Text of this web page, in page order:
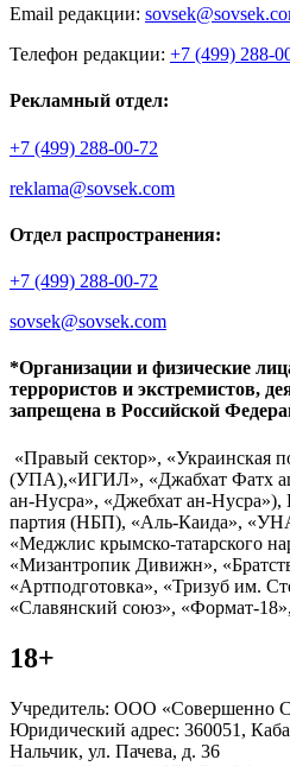
Email редакции:
Телефон редакции: +7 (499) 288-
Рекламный отдел:
+7 (499) 288-00-72
reklama@sovsek.com
Отдел распространения:
+7 (499) 288-00-72
sovsek@sovsek.com
*Организации и физические
террористов и экстремистов,
запрещена в Российской
«Правый сектор», «Украинская
(УПА),«ИГИЛ», «Джабхат Фатх
ан-Нусра», «Джебхат ан-Нусра»),
партия (НБП), «Аль-Каида»,
«Меджлис крымско-татарского
«Мизантропик Дивижн»,
«Артподготовка», «Тризуб им.
«Славянский союз», «Формат-
18+
Учредитель: ООО «Совершенно
Юридический адрес: 360051,
Нальчик, ул. Пачева, д. 36